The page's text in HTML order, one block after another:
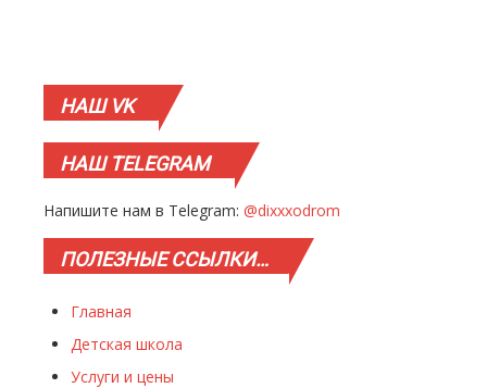
НАШVK
НАШTELEGRAM
Напишите нам в Telegram: @dixxxodrom
ПОЛЕЗНЫЕССЫЛКИ…
Главная
Детская школа
Услуги и цены